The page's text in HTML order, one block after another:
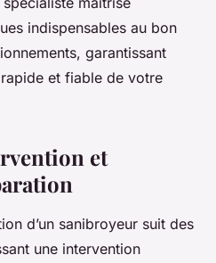
indispensables au bon
garantissant
et fiable de votre
et
d’un sanibroyeur suit des
une intervention